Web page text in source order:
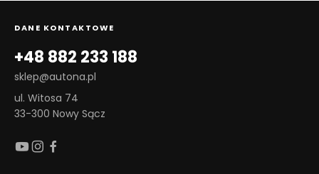
DANE KONTAKTOWE
+48 882 233 188
sklep@autona.pl
ul. Witosa 74
33-300 Nowy Sącz